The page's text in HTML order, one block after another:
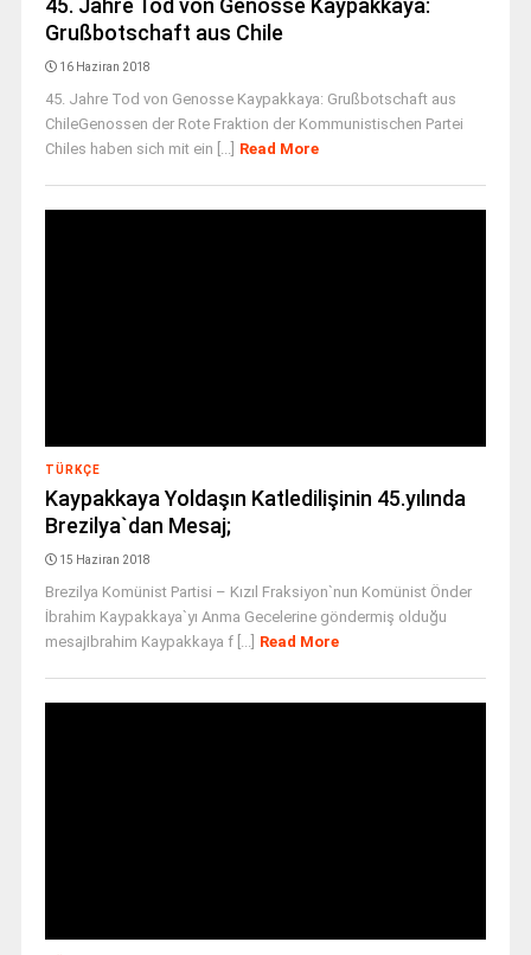
45. Jahre Tod von Genosse Kaypakkaya:
Grußbotschaft aus Chile
16 Haziran 2018
45. Jahre Tod von Genosse Kaypakkaya: Grußbotschaft aus
ChileGenossen der Rote Fraktion der Kommunistischen Partei
Chiles haben sich mit ein [...] Read More
TÜRKÇE
Kaypakkaya Yoldaşın Katledilişinin 45.yılında
Brezilya`dan Mesaj;
15 Haziran 2018
Brezilya Komünist Partisi – Kızıl Fraksiyon`nun Komünist Önder
İbrahim Kaypakkaya`yı Anma Gecelerine göndermiş olduğu
mesajIbrahim Kaypakkaya f [...] Read More